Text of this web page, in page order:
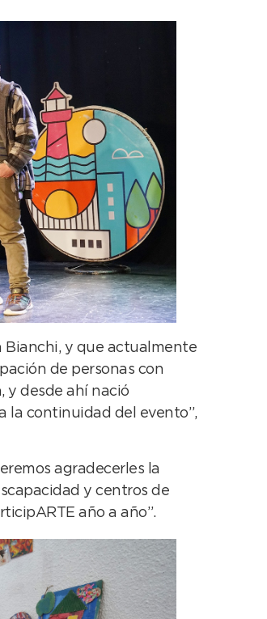
Bianchi, y que actualmente
de personas con
y desde ahí nació
la continuidad del evento”,
agradecerles la
y centros de
año a año”.